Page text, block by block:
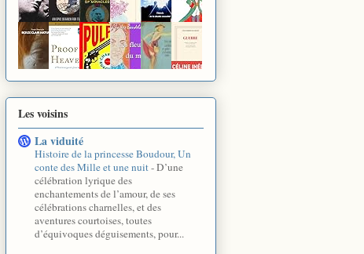
Les voisins
La viduité
Histoire de la princesse Boudour, Un
conte des Mille et une nuit-D’une
célébration lyrique des
enchantements de l’amour, de ses
célébrations charnelles, et des
aventures courtoises, toutes
d’équivoques déguisements, pour...